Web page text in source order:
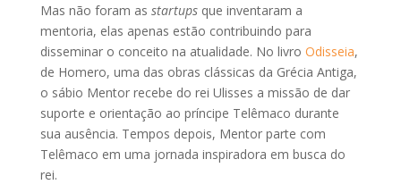
Mas não foram as startupsque inventaram a
mentoria, elas apenas estão contribuindo para
disseminar o conceito na atualidade. No livro Odisseia,
de Homero, uma das obras clássicas da Grécia Antiga,
o sábio Mentor recebe do rei Ulisses a missão de dar
suporte e orientação ao príncipe Telêmaco durante
sua ausência. Tempos depois, Mentor parte com
Telêmaco em uma jornada inspiradora em busca do
rei.